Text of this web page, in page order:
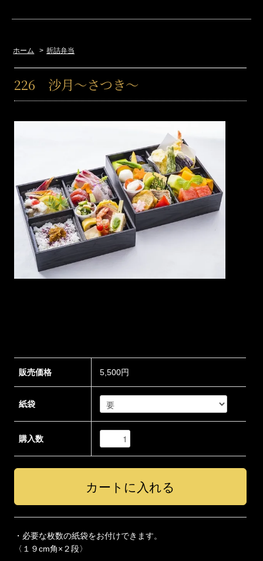
ホーム > 折詰弁当
226 沙月～さつき～
販売価格 5,500円
紙袋
購入数
・必要な枚数の紙袋をお付けできます。
〈１９cm角×２段〉